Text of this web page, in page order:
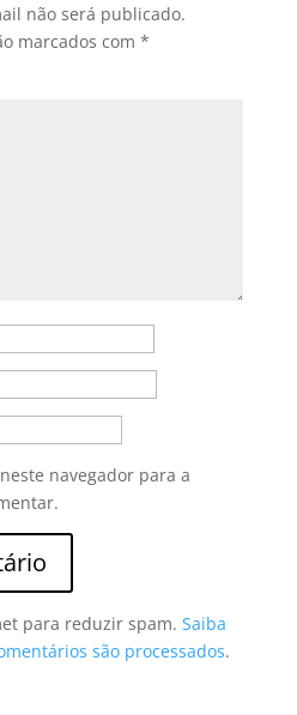
não será publicado.
marcados com *
navegador para a
para reduzir spam. Saiba
são processados.